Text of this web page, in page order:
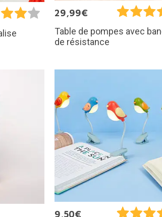
29,99€
Table de pompes avec
de résistance
9,50€